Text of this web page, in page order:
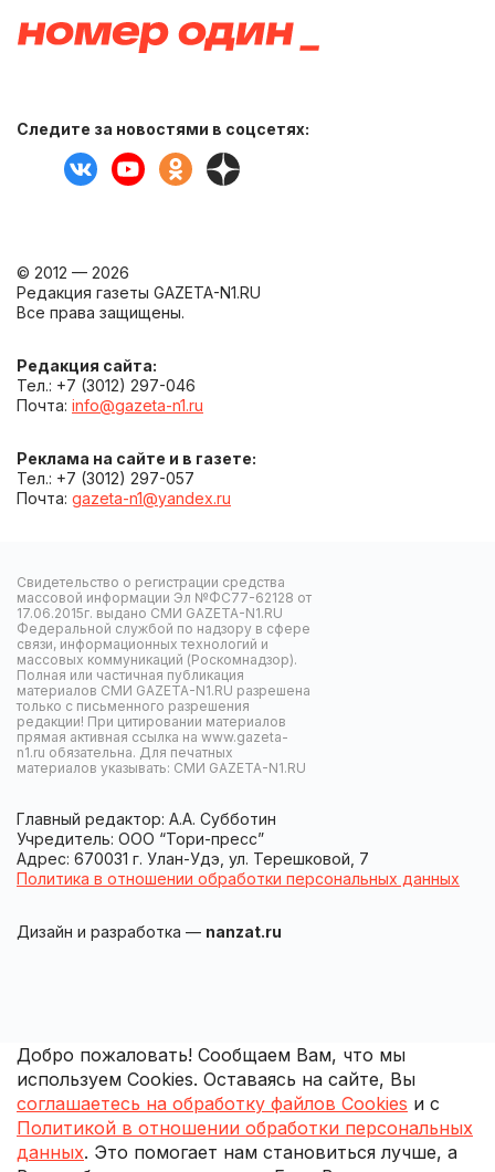
Следите за новостями в соцсетях:
© 2012 — 2026
Редакция газеты GAZETA-N1.RU
Все права защищены.
Редакция сайта:
Тел.: +7 (3012) 297-046
Почта: info@gazeta-n1.ru
Реклама на сайте и в газете:
Тел.: +7 (3012) 297-057
Почта: gazeta-n1@yandex.ru
Свидетельство о регистрации средства
массовой информации Эл №ФС77-62128 от
17.06.2015г. выдано СМИ GAZETA-N1.RU
Федеральной службой по надзору в сфере
связи, информационных технологий и
массовых коммуникаций (Роскомнадзор).
Полная или частичная публикация
материалов СМИ GAZETA-N1.RU разрешена
только с письменного разрешения
редакции! При цитировании материалов
прямая активная ссылка на www.gazeta-
n1.ru обязательна. Для печатных
материалов указывать: СМИ GAZETA-N1.RU
Главный редактор: А.А. Субботин
Учредитель: ООО “Тори-пресс”
Адрес: 670031 г. Улан-Удэ, ул. Терешковой, 7
Политика в отношении обработки персональных данных
Дизайн и разработка — nanzat.ru
Добро пожаловать! Сообщаем Вам, что мы
используем Cookies. Оставаясь на сайте, Вы
соглашаетесь на обработку файлов Cookies и с
Политикой в отношении обработки персональных
данных. Это помогает нам становиться лучше, а